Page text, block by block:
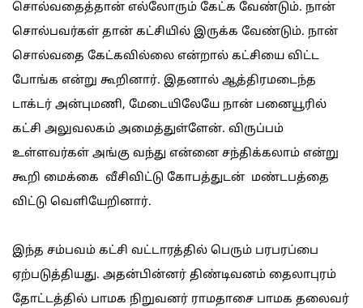
சொல்வதைத்தான் எல்லோரும் கேட்க வேண்டும். நான்
சொல்பவர்கள் தான் கட்சியில் இருக்க வேண்டும். நான்
சொல்வதை கேட்கவில்லை என்றால் கட்சியை விட்ட
போங்க என்று கூறினார். இதனால் ஆத்திரமடைந்த
டாக்டர் அன்புமணி, மேடையிலேயே நான் பனையூரில்
கட்சி அலுவலகம் அமைத்துள்ளேன். விருப்பம்
உள்ளவர்கள் அங்கு வந்து என்னை சந்திக்கலாம் என்று
கூறி மைக்கை வீசிவிட்டு கோபத்துடன் மண்டபத்தை
விட்டு வெளியேறினார்.
இந்த சம்பவம் கட்சி வட்டாரத்தில் பெரும் பரபரப்பை
ஏற்படுத்தியது. அதன்பின்னர் திண்டிவனம் தைலாபுரம்
தோட்டத்தில் பாமக நிறுவனர் ராமதாசை பாமக தலைவர்